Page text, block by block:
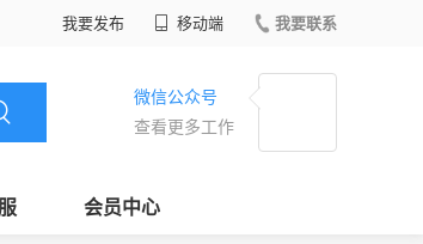
我要发布 移动端 我要联系
微信公众号
查看更多工作
会员中心